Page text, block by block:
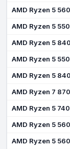
AMD Ryzen 5
AMD Ryzen 5
AMD Ryzen 5
AMD Ryzen 5
AMD Ryzen 5
AMD Ryzen 7
AMD Ryzen 5
AMD Ryzen 5
AMD Ryzen 5